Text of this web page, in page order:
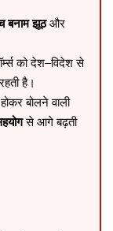
बनाम झूठऔर
को देश–विदेश से
है।
बोलने वाली
से आगे बढ़ती